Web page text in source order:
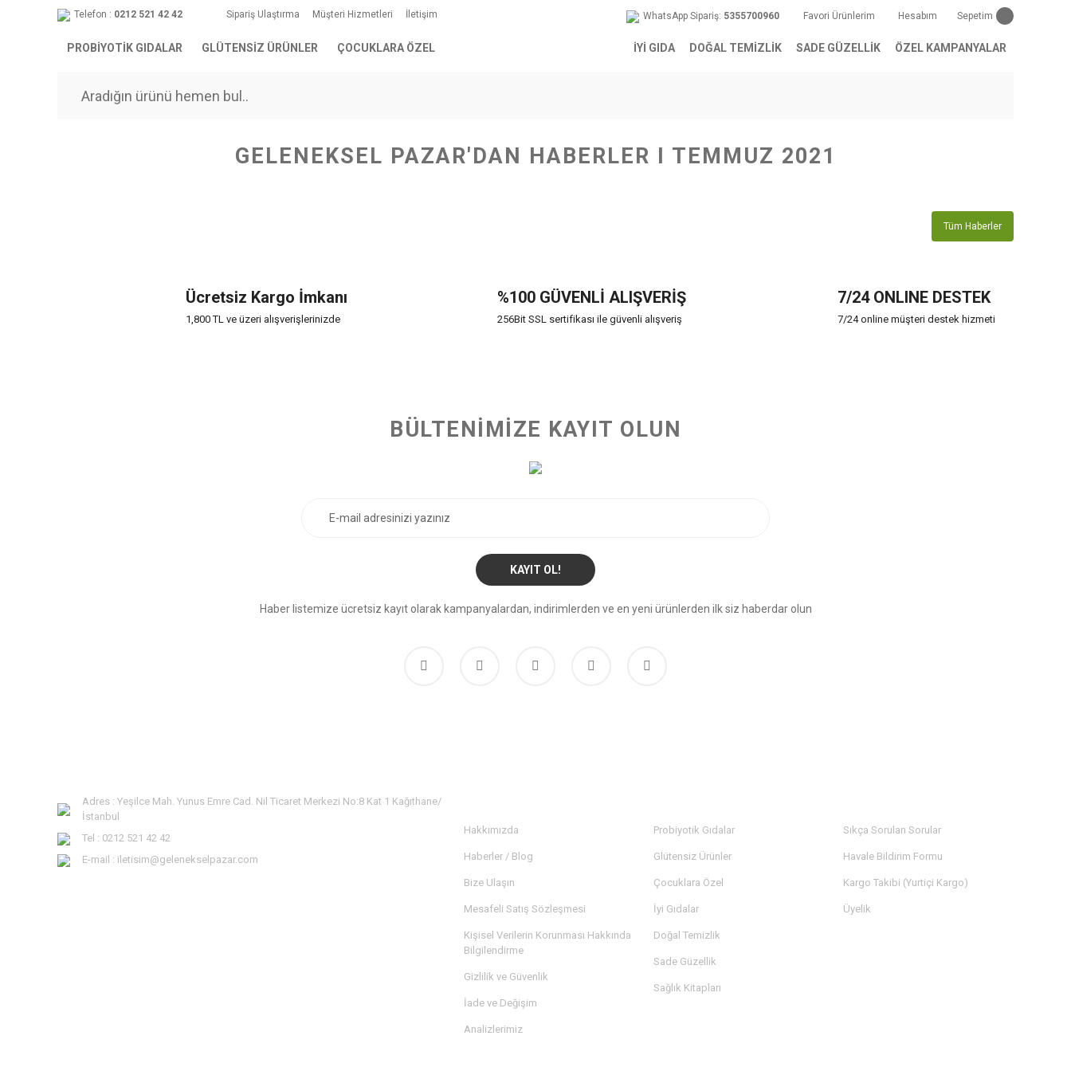
Telefon : 0212 521 42 42 Sipariş Ulaştırma Müşteri Hizmetleri İletişim WhatsApp Sipariş: 5355700960 Favori Ürünlerim Hesabım Sepetim
PROBİYOTİK GIDALAR GLÜTENSİZ ÜRÜNLER ÇOCUKLARA ÖZEL İYİ GIDA DOĞAL TEMİZLİK SADE GÜZELLİK ÖZEL KAMPANYALAR
GELENEKSEL PAZAR'DAN HABERLER I TEMMUZ 2021
Tüm Haberler
Ücretsiz Kargo İmkanı
1,800 TL ve üzeri alışverişlerinizde
%100 GÜVENLİ ALIŞVERİŞ
256Bit SSL sertifikası ile güvenli alışveriş
7/24 ONLINE DESTEK
7/24 online müşteri destek hizmeti
BÜLTENİMİZE KAYIT OLUN
KAYIT OL!
Haber listemize ücretsiz kayıt olarak kampanyalardan, indirimlerden ve en yeni ürünlerden ilk siz haberdar olun
Adres : Yeşilce Mah. Yunus Emre Cad. Nil Ticaret Merkezi No:8 Kat 1 Kağıthane/
İstanbul
Tel : 0212 521 42 42
E-mail : iletisim@gelenekselpazar.com
Hakkımızda
Haberler / Blog
Bize Ulaşın
Mesafeli Satış Sözleşmesi
Kişisel Verilerin Korunması Hakkında
Bilgilendirme
Gizlilik ve Güvenlik
İade ve Değişim
Analizlerimiz
Probiyotik Gıdalar
Glütensiz Ürünler
Çocuklara Özel
İyi Gıdalar
Doğal Temizlik
Sade Güzellik
Sağlık Kitapları
Sıkça Sorulan Sorular
Havale Bildirim Formu
Kargo Takibi (Yurtiçi Kargo)
Üyelik